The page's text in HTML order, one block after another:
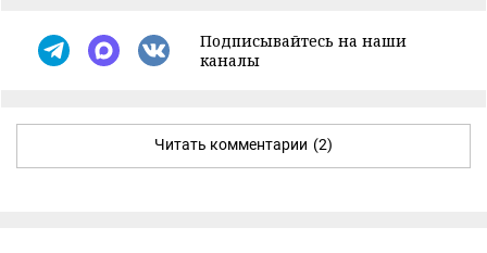
Подписывайтесь на наши
каналы
Читать комментарии (2)